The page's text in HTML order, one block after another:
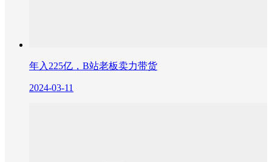
年入225亿，B站老板卖力带货
2024-03-11